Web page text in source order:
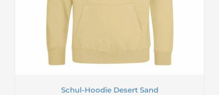
Schul-Hoodie Desert Sand